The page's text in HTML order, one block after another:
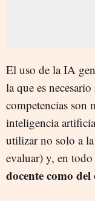
El uso de la IA
la que es
competencias son
inteligencia
utilizar no solo a
evaluar) y, en
docente como